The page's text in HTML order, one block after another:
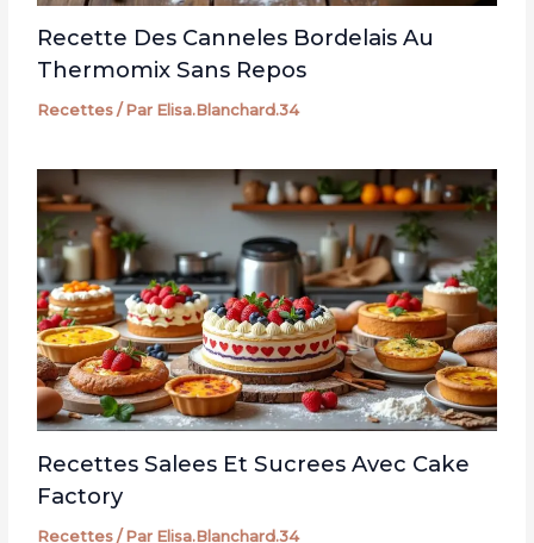
Recette Des Canneles Bordelais Au
Thermomix Sans Repos
Recettes / Par Elisa.Blanchard.34
Recettes Salees Et Sucrees Avec Cake
Factory
Recettes / Par Elisa.Blanchard.34